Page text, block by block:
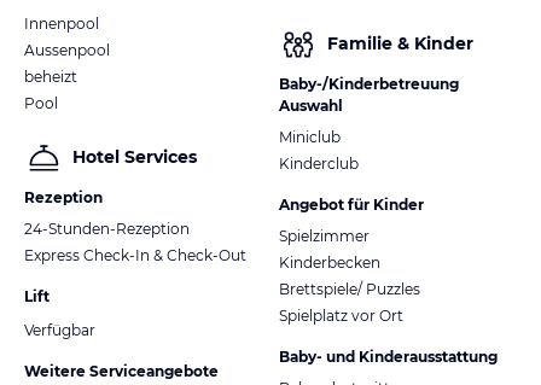
Innenpool
Aussenpool
beheizt
Pool
Hotel Services
Rezeption
24-Stunden-Rezeption
Express Check-In & Check-Out
Lift
Verfügbar
Weitere Serviceangebote
Familie & Kinder
Baby-/Kinderbetreuung
Auswahl
Miniclub
Kinderclub
Angebot für Kinder
Spielzimmer
Kinderbecken
Brettspiele/ Puzzles
Spielplatz vor Ort
Baby- und Kinderausstattung